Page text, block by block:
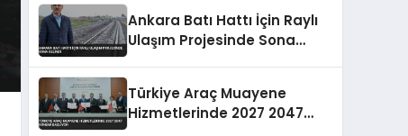
Ankara Batı Hattı İçin Raylı
Ulaşım Projesinde Sona
Türkiye Araç Muayene
Hizmetlerinde 2027 2047